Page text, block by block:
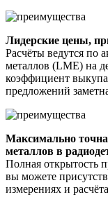
Лидерские цены,
Расчёты ведутся по
металлов (LME) на
коэффициент
предложений
Максимально
металлов в
Полная открытость
вы можете
измерениях и